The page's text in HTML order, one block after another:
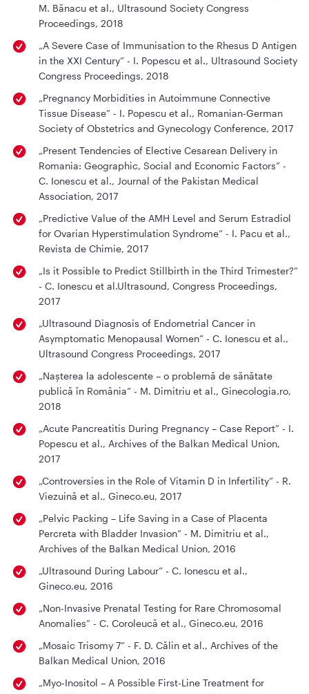
M. Bănacu et al., Ultrasound Society Congress
Proceedings, 2018
„A Severe Case of Immunisation to the Rhesus D Antigen
in the XXI Century” - I. Popescu et al., Ultrasound Society
Congress Proceedings, 2018
„Pregnancy Morbidities in Autoimmune Connective
Tissue Disease” - I. Popescu et al., Romanian-German
Society of Obstetrics and Gynecology Conference, 2017
„Present Tendencies of Elective Cesarean Delivery in
Romania: Geographic, Social and Economic Factors” -
C. Ionescu et al., Journal of the Pakistan Medical
Association, 2017
„Predictive Value of the AMH Level and Serum Estradiol
for Ovarian Hyperstimulation Syndrome” - I. Pacu et al.,
Revista de Chimie, 2017
„Is it Possible to Predict Stillbirth in the Third Trimester?”
- C. Ionescu et al.Ultrasound, Congress Proceedings,
2017
„Ultrasound Diagnosis of Endometrial Cancer in
Asymptomatic Menopausal Women” - C. Ionescu et al.,
Ultrasound Congress Proceedings, 2017
„Nașterea la adolescente – o problemă de sănătate
publică în România” - M. Dimitriu et al., Ginecologia.ro,
2018
„Acute Pancreatitis During Pregnancy – Case Report” - I.
Popescu et al., Archives of the Balkan Medical Union,
2017
„Controversies in the Role of Vitamin D in Infertility” - R.
Viezuină et al., Gineco.eu, 2017
„Pelvic Packing – Life Saving in a Case of Placenta
Percreta with Bladder Invasion” - M. Dimitriu et al.,
Archives of the Balkan Medical Union, 2016
„Ultrasound During Labour” - C. Ionescu et al.,
Gineco.eu, 2016
„Non-Invasive Prenatal Testing for Rare Chromosomal
Anomalies” - C. Coroleucă et al., Gineco.eu, 2016
„Mosaic Trisomy 7” - F. D. Călin et al., Archives of the
Balkan Medical Union, 2016
„Myo-Inositol – A Possible First-Line Treatment for